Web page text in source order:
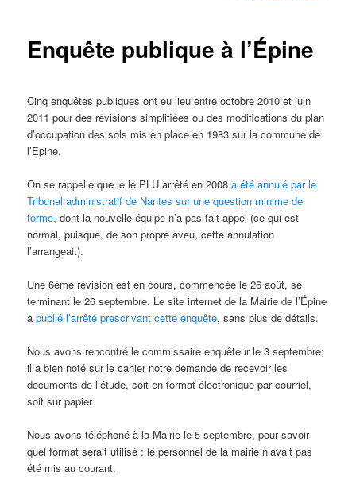
Enquête publique à l’Épine
Cinq enquêtes publiques ont eu lieu entre octobre 2010 et juin
2011 pour des révisions simplifiées ou des modifications du plan
d’occupation des sols mis en place en 1983 sur la commune de
l’Epine.
On se rappelle que le le PLU arrêté en 2008a été annulé par le
Tribunal administratif de Nantes sur une question minime de
forme,dont la nouvelle équipe n’a pas fait appel (ce qui est
normal, puisque, de son propre aveu, cette annulation
l’arrangeait).
Une 6éme révision est en cours, commencée le 26 août, se
terminant le 26 septembre. Le site internet de la Mairie de l’Épine
apublié l’arrêté prescrivant cette enquête, sans plus de détails.
Nous avons rencontré le commissaire enquêteur le 3 septembre;
il a bien noté sur le cahier notre demande de recevoir les
documents de l’étude, soit en format électronique par courriel,
soit sur papier.
Nous avons téléphoné à la Mairie le 5 septembre, pour savoir
quel format serait utilisé : le personnel de la mairie n’avait pas
été mis au courant.